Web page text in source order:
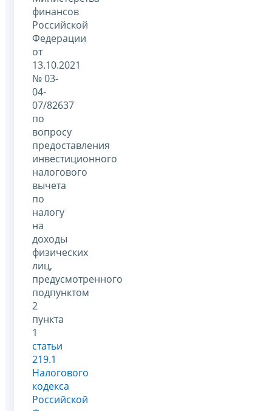
финансов
Российской
Федерации
от
13.10.2021
№ 03-
04-
07/82637
по
вопросу
предоставления
инвестиционного
налогового
вычета
по
налогу
на
доходы
физических
лиц,
предусмотренного
подпунктом
2
пункта
1
статьи
219.1
Налогового
кодекса
Российской